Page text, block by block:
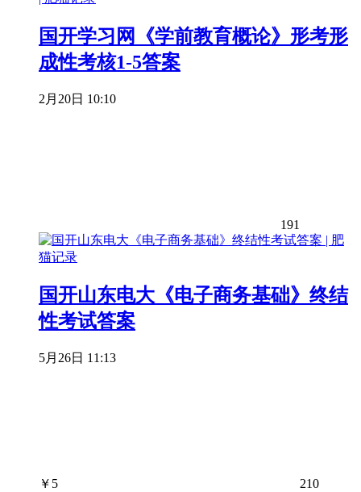
国开学习网《学前教育概论》形考形
成性考核1-5答案
2月20日 10:10
191
国开山东电大《电子商务基础》终结
性考试答案
5月26日 11:13
￥ 5 210